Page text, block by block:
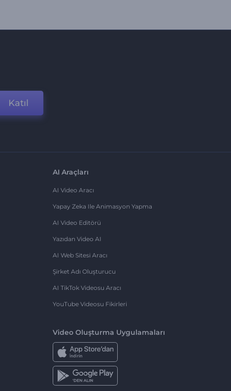
Katıl
AI Araçları
AI Video Aracı
Yapay Zeka Ile Animasyon Yapma
AI Video Editörü
Yazıdan Video AI
AI Web Sitesi Aracı
Şirket Adı Oluşturucu
AI TikTok Videosu Aracı
YouTube Videosu Fikirleri
Video Oluşturma Uygulamaları